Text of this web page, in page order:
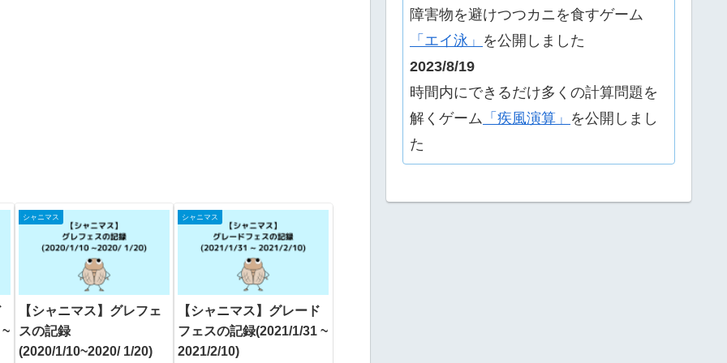
~
シャニマス
【シャニマス】グレフェ
スの記録
(2020/1/10~2020/ 1/20)
シャニマス
【シャニマス】グレード
フェスの記録(2021/1/31 ~
2021/2/10)
障害物を避けつつカニを食すゲーム
「エイ泳」 を公開しました
2023/8/19
時間内にできるだけ多くの計算問題を
解くゲーム 「疾風演算」 を公開しまし
た